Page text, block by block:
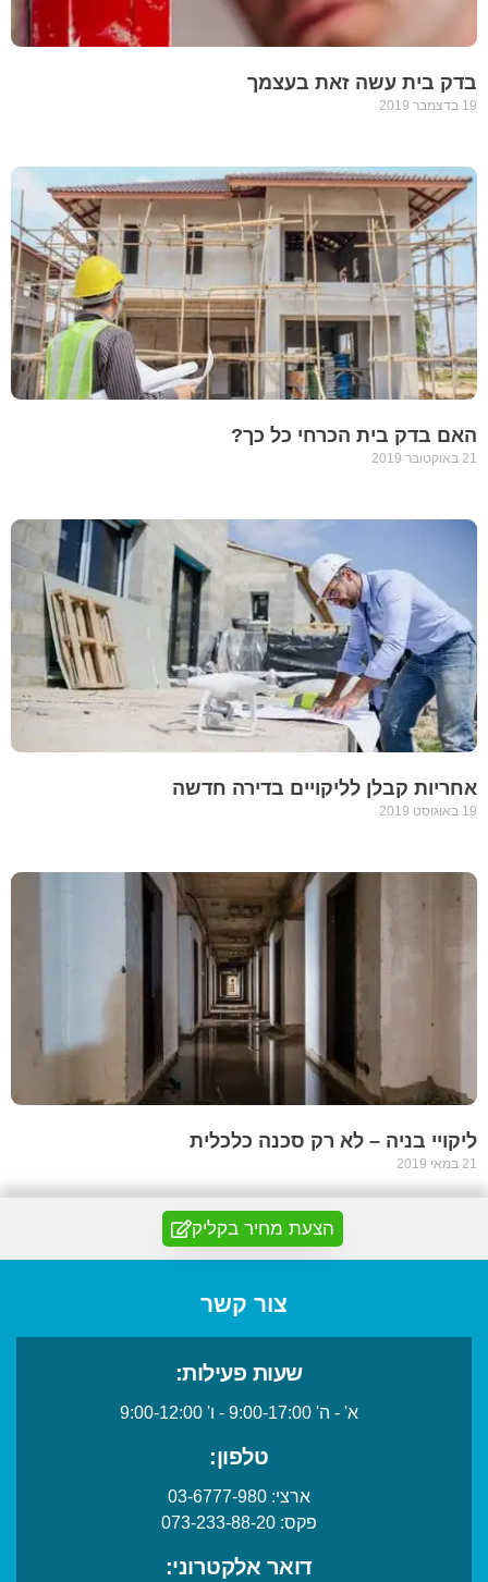
בדק בית עשה זאת בעצמך
19 בדצמבר 2019
האם בדק בית הכרחי כל כך?
21 באוקטובר 2019
אחריות קבלן לליקויים בדירה חדשה
19 באוגוסט 2019
ליקויי בניה – לא רק סכנה כלכלית
21 במאי 2019
הצעת מחיר בקליק
צור קשר
שעות פעילות:
א' - ה' 9:00-17:00 - ו' 9:00-12:00
טלפון:
ארצי:03-6777-980
פקס:073-233-88-20
דואר אלקטרוני: